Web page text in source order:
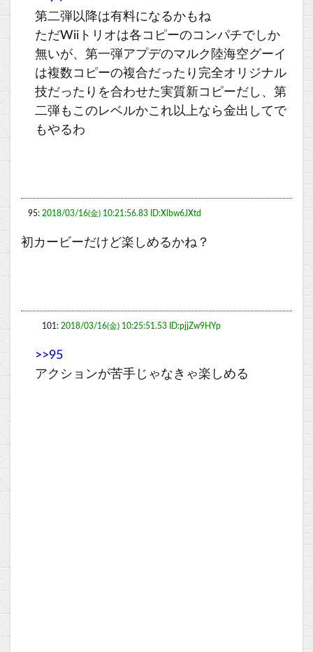
第二弾以降は有料になるかもね
ただWiiトリオは各コピーのコンパチでしか
無いが、第一弾アプデのマルク陸海空グーイ
は複数コピーの複合だったり完全オリジナル
技だったりを合わせた実質新コピーだし、第
二弾もこのレベルかこれ以上なら金出してで
もやるわ
95: 2018/03/16(金) 10:21:56.83 ID:Xlbw6JXtd
初カービーだけど楽しめるかね？
101: 2018/03/16(金) 10:25:51.53 ID:pjjZw9HYp
>>95
アクションが苦手じゃなきゃ楽しめる